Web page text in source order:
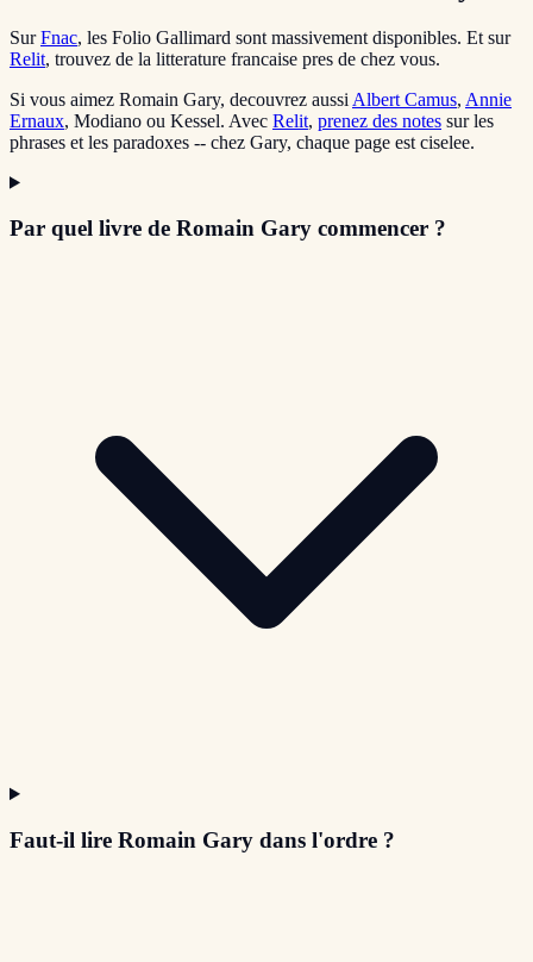
SurFnac, les Folio Gallimard sont massivement disponibles. Et sur
Relit, trouvez de la litterature francaise pres de chez vous.
Si vous aimez Romain Gary, decouvrez aussi Albert Camus, Annie
Ernaux, Modiano ou Kessel. Avec Relit, prenez des notes sur les
phrases et les paradoxes -- chez Gary, chaque page est ciselee.
Par quel livre de Romain Gary commencer ?
Faut-il lire Romain Gary dans l'ordre ?